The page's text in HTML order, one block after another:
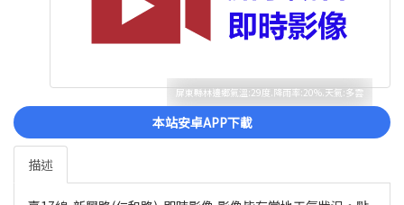
屏東縣林邊鄉氣溫:29度.降雨率:20%.天氣:多雲
本站安卓APP下載
描述